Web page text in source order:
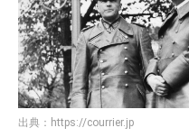
出典： https://courrier.jp